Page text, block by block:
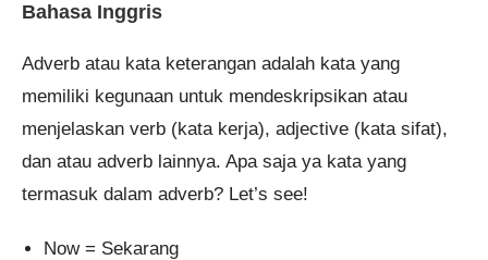
Bahasa Inggris
Adverb atau kata keterangan adalah kata yang
memiliki kegunaan untuk mendeskripsikan atau
menjelaskan verb (kata kerja), adjective (kata sifat),
dan atau adverb lainnya. Apa saja ya kata yang
termasuk dalam adverb? Let’s see!
Now = Sekarang